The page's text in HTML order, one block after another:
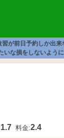
が前日予約しか出
な損をしないよう
1.7 料金:2.4